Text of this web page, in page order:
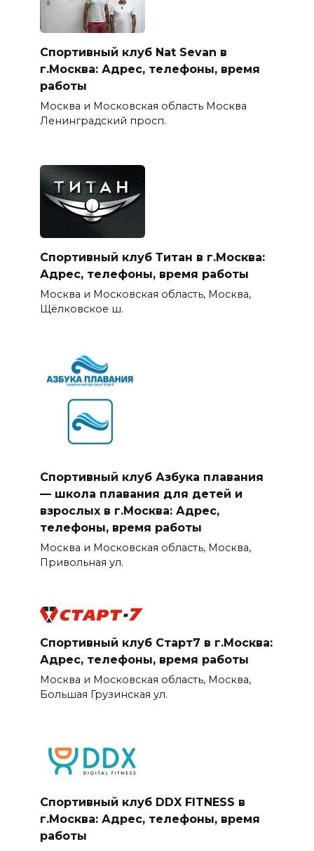
Спортивный клуб Nat Sevan в
г.Москва: Адрес, телефоны, время
работы
Москва и Московская область Москва
Ленинградский просп.
Спортивный клуб Титан в г.Москва:
Адрес, телефоны, время работы
Москва и Московская область, Москва,
Щёлковское ш.
Спортивный клуб Азбука плавания
— школа плавания для детей и
взрослых в г.Москва: Адрес,
телефоны, время работы
Москва и Московская область, Москва,
Привольная ул.
Спортивный клуб Старт7 в г.Москва:
Адрес, телефоны, время работы
Москва и Московская область, Москва,
Большая Грузинская ул.
Спортивный клуб DDX FITNESS в
г.Москва: Адрес, телефоны, время
работы